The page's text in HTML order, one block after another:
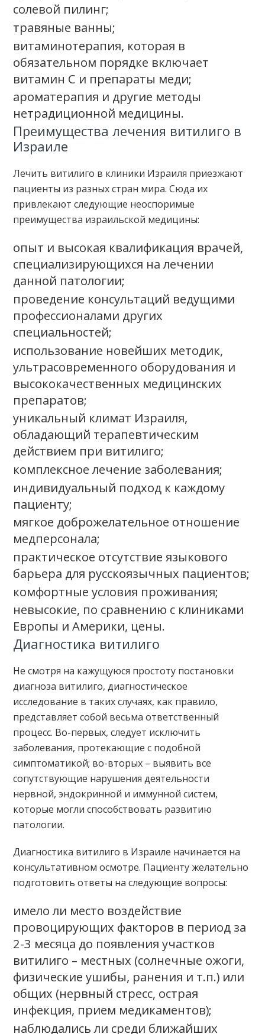
солевой пилинг;
травяные ванны;
витаминотерапия, которая в
обязательном порядке включает
витамин С и препараты меди;
ароматерапия и другие методы
нетрадиционной медицины.
Преимущества лечения витилиго в
Израиле
Лечить витилиго в клиники Израиля приезжают
пациенты из разных стран мира. Сюда их
привлекают следующие неоспоримые
преимущества израильской медицины:
опыт и высокая квалификация врачей,
специализирующихся на лечении
данной патологии;
проведение консультаций ведущими
профессионалами других
специальностей;
использование новейших методик,
ультрасовременного оборудования и
высококачественных медицинских
препаратов;
уникальный климат Израиля,
обладающий терапевтическим
действием при витилиго;
комплексное лечение заболевания;
индивидуальный подход к каждому
пациенту;
мягкое доброжелательное отношение
медперсонала;
практическое отсутствие языкового
барьера для русскоязычных пациентов;
комфортные условия проживания;
невысокие, по сравнению с клиниками
Европы и Америки, цены.
Диагностика витилиго
Не смотря на кажущуюся простоту постановки
диагноза витилиго, диагностическое
исследование в таких случаях, как правило,
представляет собой весьма ответственный
процесс. Во-первых, следует исключить
заболевания, протекающие с подобной
симптоматикой; во-вторых – выявить все
сопутствующие нарушения деятельности
нервной, эндокринной и иммунной систем,
которые могли способствовать развитию
патологии.
Диагностика витилиго в Израиле начинается на
консультативном осмотре. Пациенту желательно
подготовить ответы на следующие вопросы:
имело ли место воздействие
провоцирующих факторов в период за
2-3 месяца до появления участков
витилиго – местных (солнечные ожоги,
физические ушибы, ранения и т.п.) или
общих (нервный стресс, острая
инфекция, прием медикаментов);
наблюдались ли среди ближайших